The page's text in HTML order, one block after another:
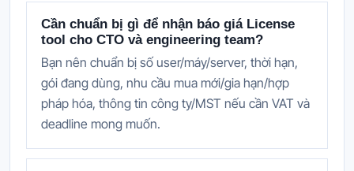
Cần chuẩn bị gì để nhận báo giá License
tool cho CTO và engineering team?
Bạn nên chuẩn bị số user/máy/server, thời hạn,
gói đang dùng, nhu cầu mua mới/gia hạn/hợp
pháp hóa, thông tin công ty/MST nếu cần VAT và
deadline mong muốn.